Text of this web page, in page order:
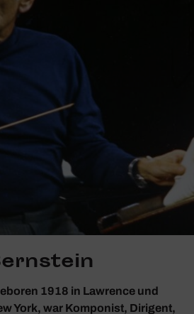
1918 in Lawrence und
York, war Komponist, Dirigent,